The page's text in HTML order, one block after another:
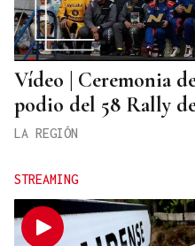
Vídeo | Ceremonia
podio del 58 Rally
LA REGIÓN
STREAMING